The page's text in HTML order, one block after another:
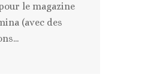
le magazine
(avec des